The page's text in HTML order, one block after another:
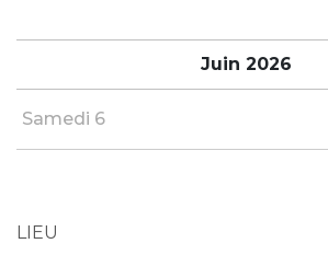
Juin 2026
Samedi 6
LIEU